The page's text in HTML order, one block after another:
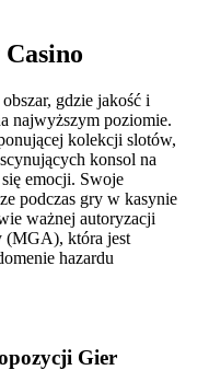
gdzie jakość i
najwyższym poziomie.
kolekcji slotów,
konsol na
emocji. Swoje
podczas gry w kasynie
ważnej autoryzacji
(MGA), która jest
hazardu
Gier